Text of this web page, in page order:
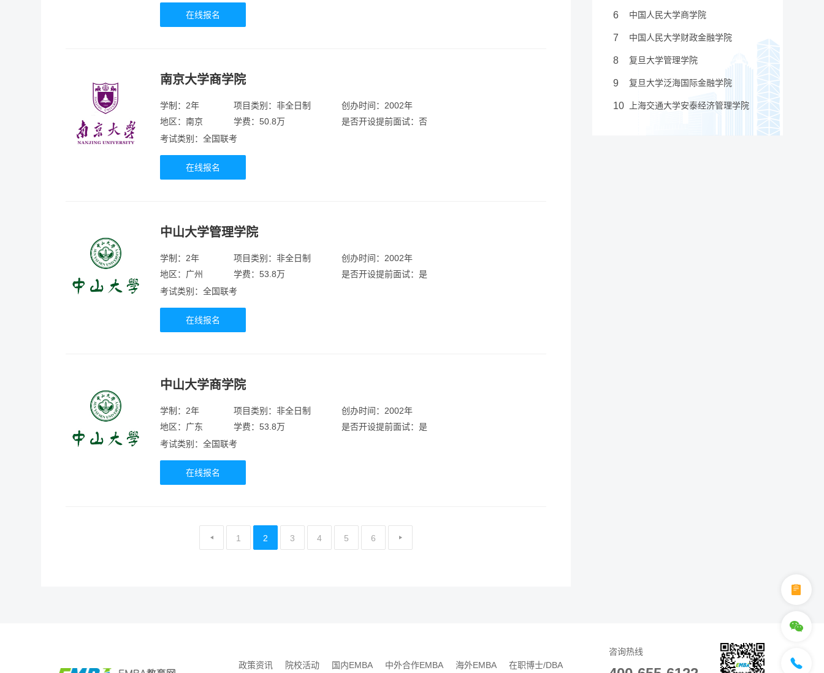
在线报名
南京大学商学院
学制：2年
地区：南京
项目类别：非全日制
学费：50.8万
创办时间：2002年
是否开设提前面试：否
考试类别：全国联考
在线报名
中山大学管理学院
学制：2年
地区：广州
项目类别：非全日制
学费：53.8万
创办时间：2002年
是否开设提前面试：是
考试类别：全国联考
在线报名
中山大学商学院
学制：2年
地区：广东
项目类别：非全日制
学费：53.8万
创办时间：2002年
是否开设提前面试：是
考试类别：全国联考
在线报名
1 2 3 4 5 6
6 中国人民大学商学院
7 中国人民大学财政金融学院
8 复旦大学管理学院
9 复旦大学泛海国际金融学院
10 上海交通大学安泰经济管理学院
政策资讯 院校活动 国内EMBA 中外合作EMBA 海外EMBA 在职博士/DBA
咨询热线